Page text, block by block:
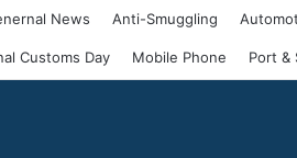
News Anti-Smuggling
Customs Day Mobile Phone Port &